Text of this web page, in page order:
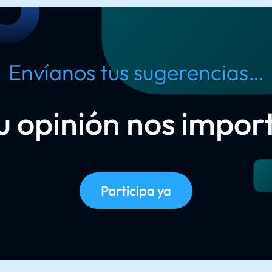
Envíanos tus sugerencias…
opinión nos
Participa ya